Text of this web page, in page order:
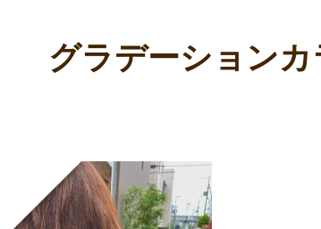
グラデーションカ